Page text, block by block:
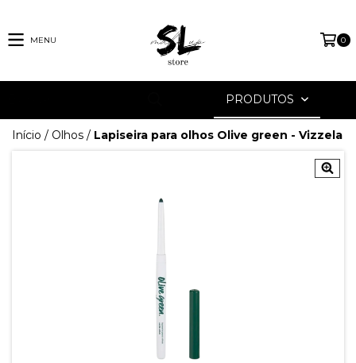
MENU 0
PRODUTOS
Início / Olhos / Lapiseira para olhos Olive green - Vizzela